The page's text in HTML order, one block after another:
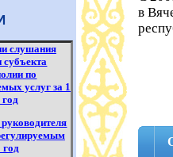
слушания
субъекта
по
услуг за 1
год
год
в